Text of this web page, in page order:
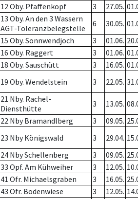
12 Oby. Pfaffenkopf 3 27.05.
13 Oby. An den 3 Wassern
AGT-Toleranzbelegstelle
6 30.05.
15 Oby. Sonnwendjoch 3 01.06.
16 Oby. Raggert 3 01.06.
18 Oby. Sauschütt 3 16.05.
19 Oby. Wendelstein 3 22.05.
21 Nby. Rachel-
Diensthütte
3 13.05.
22 Nby Bramandlberg 3 09.05.
23 Nby Königswald 3 29.04.
24 Nby Schellenberg 3 09.05.
33 Opf. Am Kühweiher 3 12.05.
41 Ofr. Michaelsgraben 3 16.05.
43 Ofr. Bodenwiese 3 12.05.